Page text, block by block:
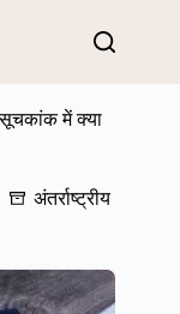
सूचकांक में क्या
अंतर्राष्ट्रीय